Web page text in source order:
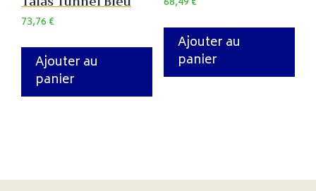
73,76€
Ajouter au
panier
Ajouter au
panier